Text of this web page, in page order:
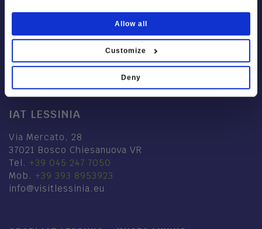
Allow all
Customize
Deny
IAT LESSINIA
Via Mercato, 28
37021 Bosco Chiesanuova VR
Tel. +39 045 247 7050
Mob. +39 393 8953923
info@visitlessinia.eu